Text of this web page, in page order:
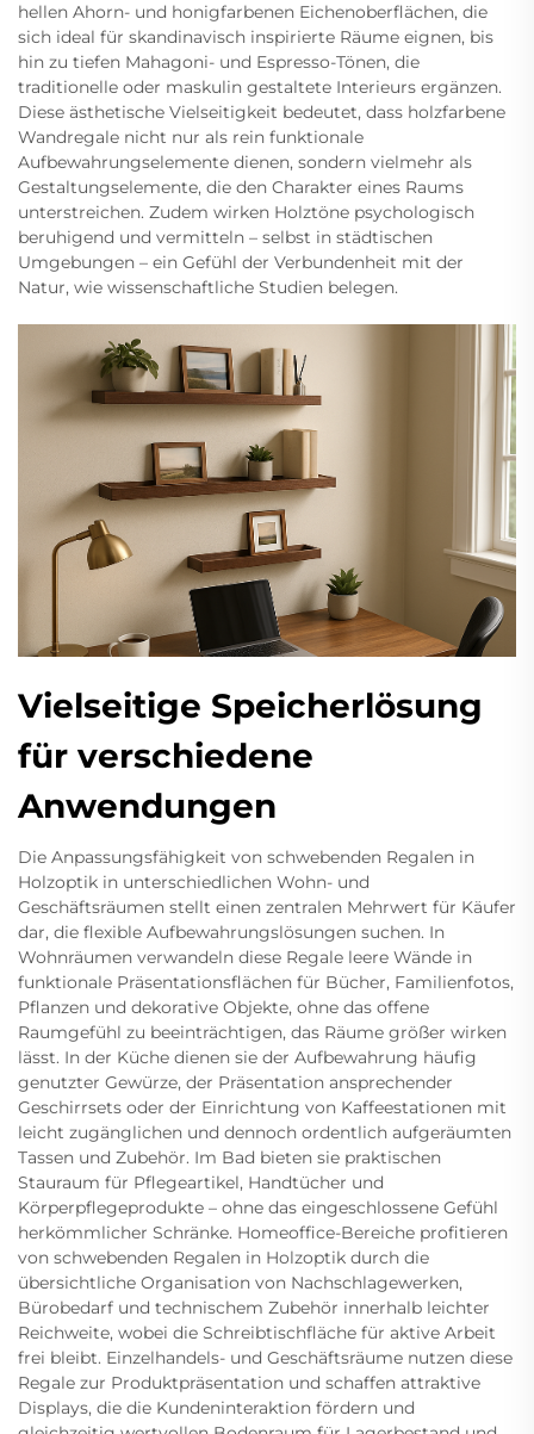
hellen Ahorn- und honigfarbenen Eichenoberflächen, die
sich ideal für skandinavisch inspirierte Räume eignen, bis
hin zu tiefen Mahagoni- und Espresso-Tönen, die
traditionelle oder maskulin gestaltete Interieurs ergänzen.
Diese ästhetische Vielseitigkeit bedeutet, dass holzfarbene
Wandregale nicht nur als rein funktionale
Aufbewahrungselemente dienen, sondern vielmehr als
Gestaltungselemente, die den Charakter eines Raums
unterstreichen. Zudem wirken Holztöne psychologisch
beruhigend und vermitteln – selbst in städtischen
Umgebungen – ein Gefühl der Verbundenheit mit der
Natur, wie wissenschaftliche Studien belegen.
Vielseitige Speicherlösung
für verschiedene
Anwendungen
Die Anpassungsfähigkeit von schwebenden Regalen in
Holzoptik in unterschiedlichen Wohn- und
Geschäftsräumen stellt einen zentralen Mehrwert für Käufer
dar, die flexible Aufbewahrungslösungen suchen. In
Wohnräumen verwandeln diese Regale leere Wände in
funktionale Präsentationsflächen für Bücher, Familienfotos,
Pflanzen und dekorative Objekte, ohne das offene
Raumgefühl zu beeinträchtigen, das Räume größer wirken
lässt. In der Küche dienen sie der Aufbewahrung häufig
genutzter Gewürze, der Präsentation ansprechender
Geschirrsets oder der Einrichtung von Kaffeestationen mit
leicht zugänglichen und dennoch ordentlich aufgeräumten
Tassen und Zubehör. Im Bad bieten sie praktischen
Stauraum für Pflegeartikel, Handtücher und
Körperpflegeprodukte – ohne das eingeschlossene Gefühl
herkömmlicher Schränke. Homeoffice-Bereiche profitieren
von schwebenden Regalen in Holzoptik durch die
übersichtliche Organisation von Nachschlagewerken,
Bürobedarf und technischem Zubehör innerhalb leichter
Reichweite, wobei die Schreibtischfläche für aktive Arbeit
frei bleibt. Einzelhandels- und Geschäftsräume nutzen diese
Regale zur Produktpräsentation und schaffen attraktive
Displays, die die Kundeninteraktion fördern und